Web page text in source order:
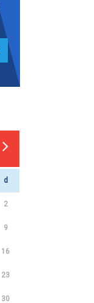
d
2
9
16
23
30